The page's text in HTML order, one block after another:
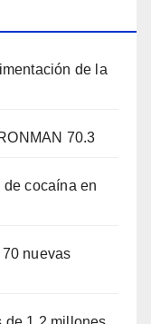
de la
70.3
cocaína en
nuevas